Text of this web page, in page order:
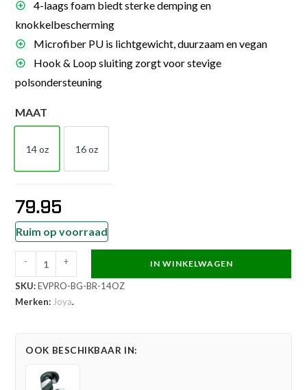
4-laags foam biedt sterke demping en
knokkelbescherming
Microfiber PU is lichtgewicht, duurzaam en vegan
Hook & Loop sluiting zorgt voor stevige
polsondersteuning
MAAT
14 oz
14 OZ
16 oz
16 OZ
79.95
Ruim op voorraad
Evolution
Pro
Wit
aantal
- + IN WINKELWAGEN
SKU:EVPRO-BG-BR-14OZ
Merken: Joya.
OOK BESCHIKBAAR IN: